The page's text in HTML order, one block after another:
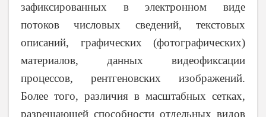
зафиксированных в электронном виде
потоков числовых сведений, текстовых
описаний, графических (фотографических)
материалов, данных видеофиксации
процессов, рентгеновских изображений.
Более того, различия в масштабных сетках,
разрешающей способности отдельных видов